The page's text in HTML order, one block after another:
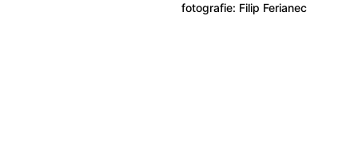
fotografie: Filip Ferianec